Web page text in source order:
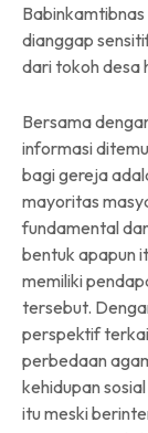
dianggap
dari tokoh desa
Bersama
informasi
bagi gereja
mayoritas
fundamental
bentuk apapun
memiliki
tersebut.
perspektif
perbedaan
kehidupan
itu meski